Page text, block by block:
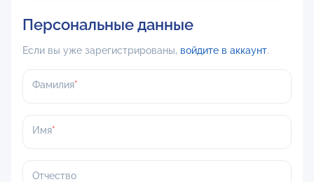
Персональные данные
Если вы уже зарегистрированы, войдите в аккаунт.
Фамилия
Имя
Отчество